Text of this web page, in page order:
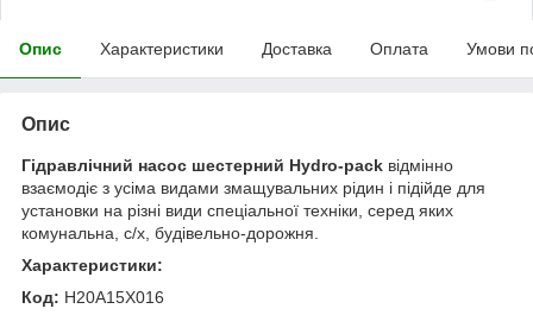
Опис Характеристики Доставка Оплата Умови
Опис
Гідравлічний насос шестерний Hydro-pack відмінно
взаємодіє з усіма видами змащувальних рідин і підійде для
установки на різні види спеціальної техніки, серед яких
комунальна, с/х, будівельно-дорожня.
Характеристики:
Код: H20A15X016